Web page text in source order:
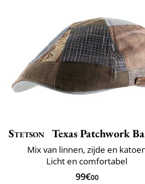
Stetson Texas Patchwork
Mix van linnen, zijde en
Licht en comfortabel
99€00